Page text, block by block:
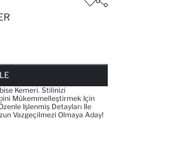
Kemeri. Stilinizi
Mükemmelleştirmek Için
Işlenmiş Detayları Ile
Vazgeçilmezi Olmaya Aday!